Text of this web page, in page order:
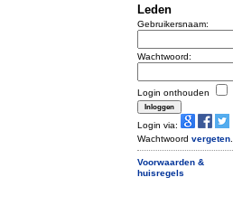
Leden
Gebruikersnaam:
Wachtwoord:
Login onthouden
Login via:
Wachtwoord vergeten
Voorwaarden &
huisregels